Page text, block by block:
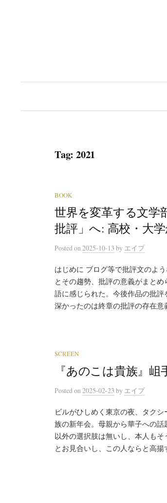
Tag: 2021
BOOK
世界を変革する文学
批評」へ: 高校・大
Postedon 2025-10-13 by エイプ
はじめに ブログ等で批評文のよ
とその趨勢、批評の意義がまと
語に感じられた。今後作品の批
深かったのは終章の批評の存在意
SCREEN
『あのこは貴族』岨
Postedon 2025-02-23 by エイプ
ビルがひしめく東京の夜、タク
族の新年会。母親から華子への
以外の選択肢は無いし、本人も
とお見合いし、この人ならと高揚